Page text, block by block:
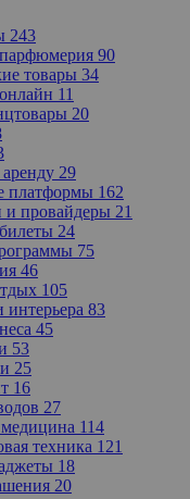
243
90
товары 34
11
20
29
платформы 162
и провайдеры 21
24
75
46
105
83
45
53
25
16
27
114
техника 121
18
20